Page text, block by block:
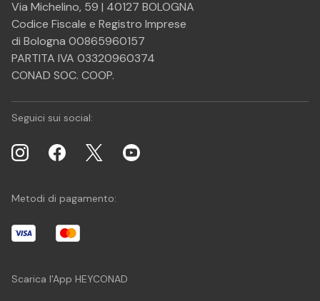
Via Michelino, 59 | 40127 BOLOGNA
Codice Fiscale e Registro Imprese
di Bologna 00865960157
PARTITA IVA 03320960374
CONAD SOC. COOP.
Seguici sui social:
Metodi di pagamento:
Scarica l'App HEYCONAD